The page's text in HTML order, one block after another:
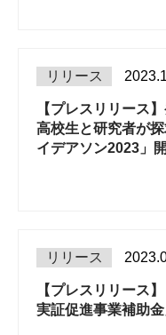
リリース
【プレスリリース
高校生と研究者が
イデアソン2023」
リリース
【プレスリリース
実証促進事業補助